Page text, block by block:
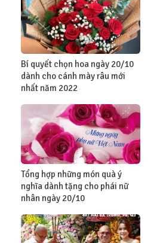
Bí quyết chọn hoa ngày 20/10
dành cho cánh mày râu mới
nhất năm 2022
Tổng hợp những món quà ý
nghĩa dành tặng cho phái nữ
nhân ngày 20/10